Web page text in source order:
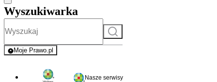
Wyszukiwarka
Szukaj
Moje Prawo.pl
- rejestracja i logowanie do serwisu
Nasze serwisy